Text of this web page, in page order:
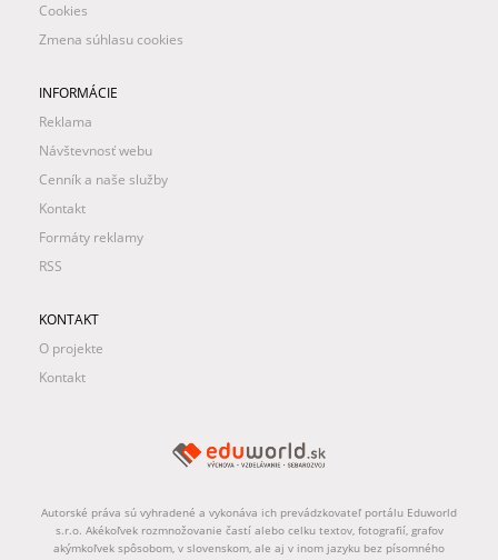
Cookies
Zmena súhlasu cookies
INFORMÁCIE
Reklama
Návštevnosť webu
Cenník a naše služby
Kontakt
Formáty reklamy
RSS
KONTAKT
O projekte
Kontakt
Autorské práva sú vyhradené a vykonáva ich prevádzkovateľ portálu Eduworld
s.r.o. Akékoľvek rozmnožovanie častí alebo celku textov, fotografií, grafov
akýmkoľvek spôsobom, v slovenskom, ale aj v inom jazyku bez písomného